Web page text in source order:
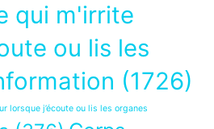
qui m'irrite
ou lis les
(1726)
lorsque j’écoute ou lis les organes